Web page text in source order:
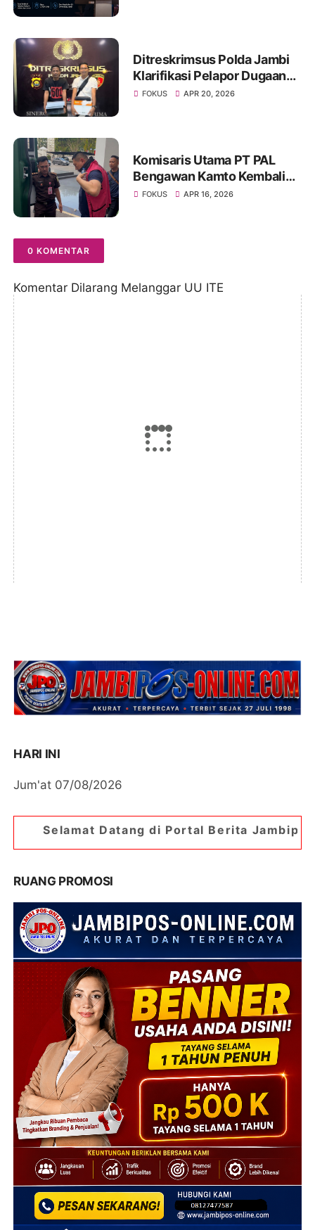
Ditreskrimsus Polda Jambi
Klarifikasi Pelapor Dugaan
Korupsi Proyek IT Bank 9
FOKUS APR 20, 2026
Komisaris Utama PT PAL
Bengawan Kamto Kembali
Ditahan, Status Berubah dari
FOKUS APR 16, 2026
0 KOMENTAR
Komentar Dilarang Melanggar UU ITE
HARI INI
Jum'at 07/08/2026
di Portal Berita Jambipos Online. Portal
RUANG PROMOSI